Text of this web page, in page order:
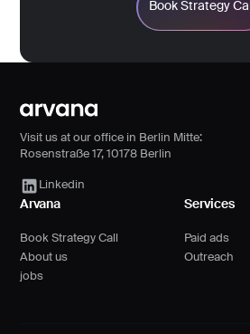
Book Strategy Call
Visit us at our office in Berlin Mitte:
Rosenstraße 17, 10178 Berlin
Linkedin
Arvana Link
Arvana
Book Strategy Call
About us
jobs
Services
Paid ads
Outreach